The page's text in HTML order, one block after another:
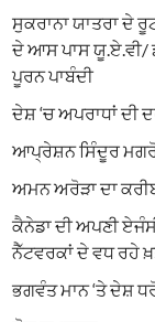
ਸੁਕਰਾਨਾ ਯਾਤਰਾ ਦੇ
ਦੇ ਆਸ ਪਾਸ ਯੂ.ਏ.ਵੀ/
ਪੂਰਨ ਪਾਬੰਦੀ
ਦੇਸ਼ ‘ਚ ਅਪਰਾਧਾਂ ਦੀ
ਆਪ੍ਰੇਸ਼ਨ ਸਿੰਦੂਰ ਮਗਰੋਂ
ਅਮਨ ਅਰੋੜਾ ਦਾ
ਕੈਨੇਡਾ ਦੀ ਅਪਣੀ
ਨੈੱਟਵਰਕਾਂ ਦੇ ਵਧ ਰਹੇ
ਭਗਵੰਤ ਮਾਨ ‘ਤੇ ਦੇਸ਼